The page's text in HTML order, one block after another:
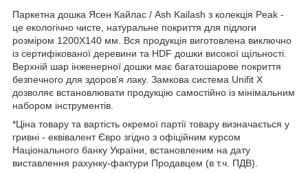
Паркетна дошка Ясен Кайлас / Ash Kailash з колекція Peak -
це екологічно чисте, натуральне покриття для підлоги
розміром 1200Х140 мм. Вся продукція виготовлена ​​виключно
із сертифікованої деревини та HDF дошки високої щільності.
Верхній шар інженерної дошки має багатошарове покриття
безпечного для здоров'я лаку. Замкова система Unifit X
дозволяє встановлювати продукцію самостійно із мінімальним
набором інструментів.
*Ціна товару та вартість окремої партії товару визначається у
гривні - еквівалент Євро згідно з офіційним курсом
Національного банку України, встановленим на дату
виставлення рахунку-фактури Продавцем (в т.ч. ПДВ).